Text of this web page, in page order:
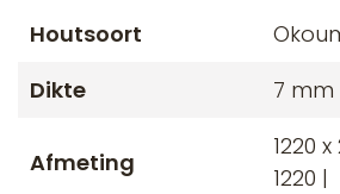
Houtsoort
Dikte
7 mm
Afmeting
1220
1220 |